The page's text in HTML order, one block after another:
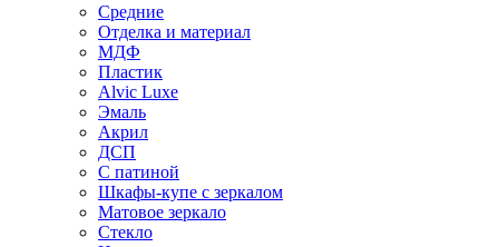
Средние
Отделка и материал
МДФ
Пластик
Alvic Luxe
Эмаль
Акрил
ДСП
С патиной
Шкафы-купе с зеркалом
Матовое зеркало
Стекло